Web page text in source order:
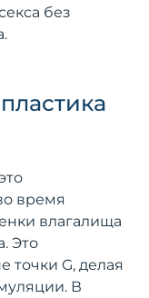
без
время
влагалища
Это
точки G, делая
В